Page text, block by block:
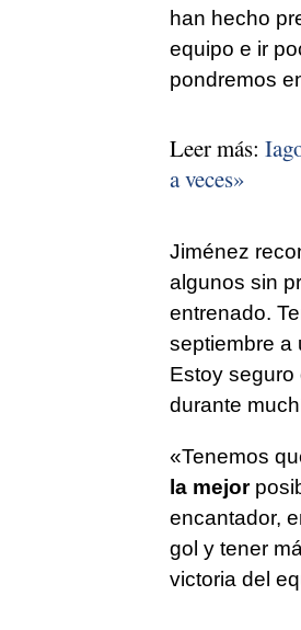
han hecho
equipo e ir
pondremos
Leer más:
a veces»
Jiménez
algunos sin
entrenado.
septiembre a
Estoy
durante
«Tenemos
la mejor
encantador,
gol y tener
victoria del